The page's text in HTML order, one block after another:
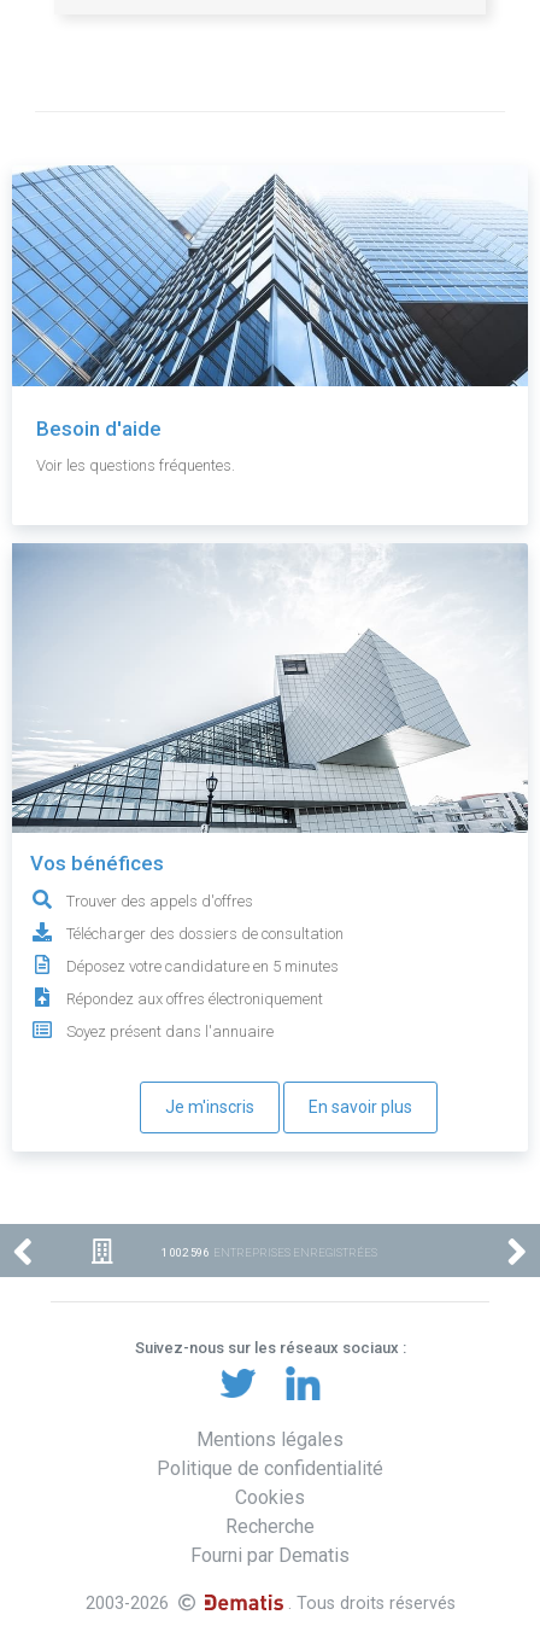
Besoin d'aide
Voir les questions fréquentes.
Vos bénéfices
Trouver des appels d'offres
Télécharger des dossiers de consultation
Déposez votre candidature en 5 minutes
Répondez aux offres électroniquement
Soyez présent dans l'annuaire
Je m'inscris En savoir plus
1 002 596 ENTREPRISES ENREGISTRÉES
Suivez-nous sur les réseaux sociaux :
Mentions légales
Politique de confidentialité
Cookies
Recherche
Fourni par Dematis
2003-2026 . Tous droits réservés